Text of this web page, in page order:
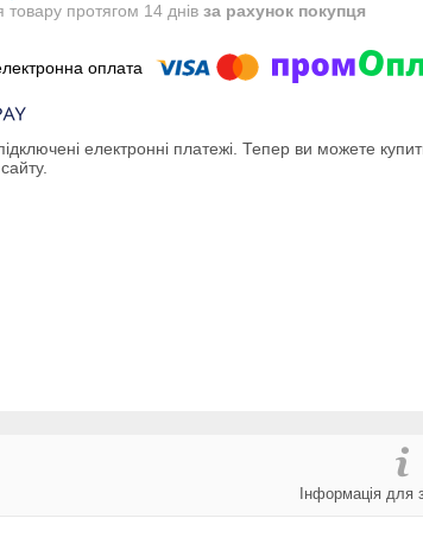
товару протягом 14 днів за рахунок покупця
електронні платежі. Тепер ви можете
Інформація для